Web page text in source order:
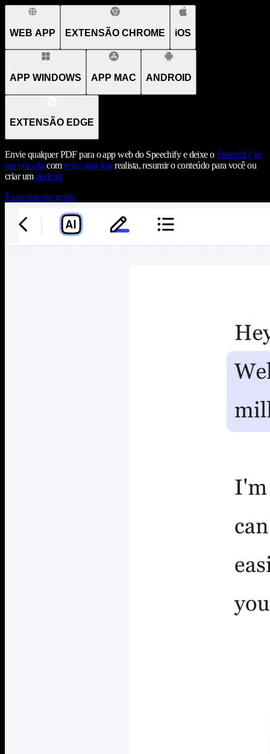
WEB APP EXTENSÃO CHROME iOS
APP WINDOWS APP MAC ANDROID
EXTENSÃO EDGE
Envie qualquer PDF para o app web do Speechify e deixe o Speechify ler
em voz alta comtexto para fala realista, resumir o conteúdo para você ou
criar umpodcast
Experimente grátis